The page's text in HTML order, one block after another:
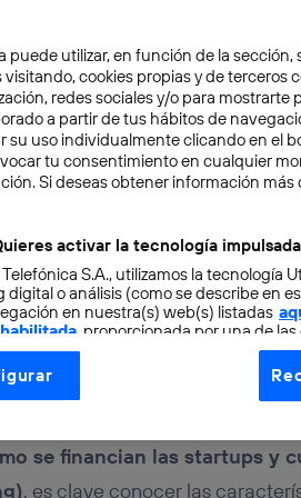
7 min
ronda de
Principales
se financian las startups y
, es clave conocer las
puede utilizar, en función de la
visitando, cookies propias y de terceros
redes sociales y/o para
a partir de tus hábitos de
su uso individualmente clicando en el
tu consentimiento en cualquier
Si deseas obtener información
activar la tecnología
S.A., utilizamos la tecnología
digital o análisis (como se describe en
en nuestra(s) web(s) listadas
, proporcionada por una de
consentimiento en cada página web).
Utiq está diseñada con la
tu dirección IP y otra información de la
a la conexión que utilizas (p. ej., número